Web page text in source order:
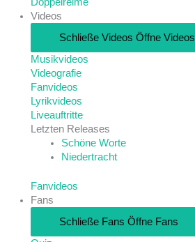
Doppelreime
Videos
Schließe Videos Öffne Videos
Musikvideos
Videografie
Fanvideos
Lyrikvideos
Liveauftritte
Letzten Releases
Schöne Worte
Niedertracht
Fanvideos
Fans
Schließe Fans Öffne Fans